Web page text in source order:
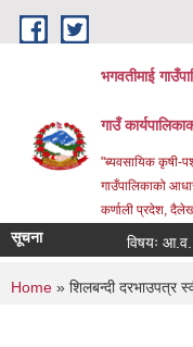
Skip to main content
भगवतीमाई
गाउँ
"ब्यवसायिक कृषी-
गाउँपालिकाको
कर्णाली प्रदेश,
सूचना विषयः आ.व.
You are
Home » शिलबन्दी दरभाउपत्र